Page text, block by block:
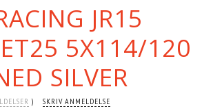
JR15
5X114/120
SILVER
SKRIV ANMELDELSE